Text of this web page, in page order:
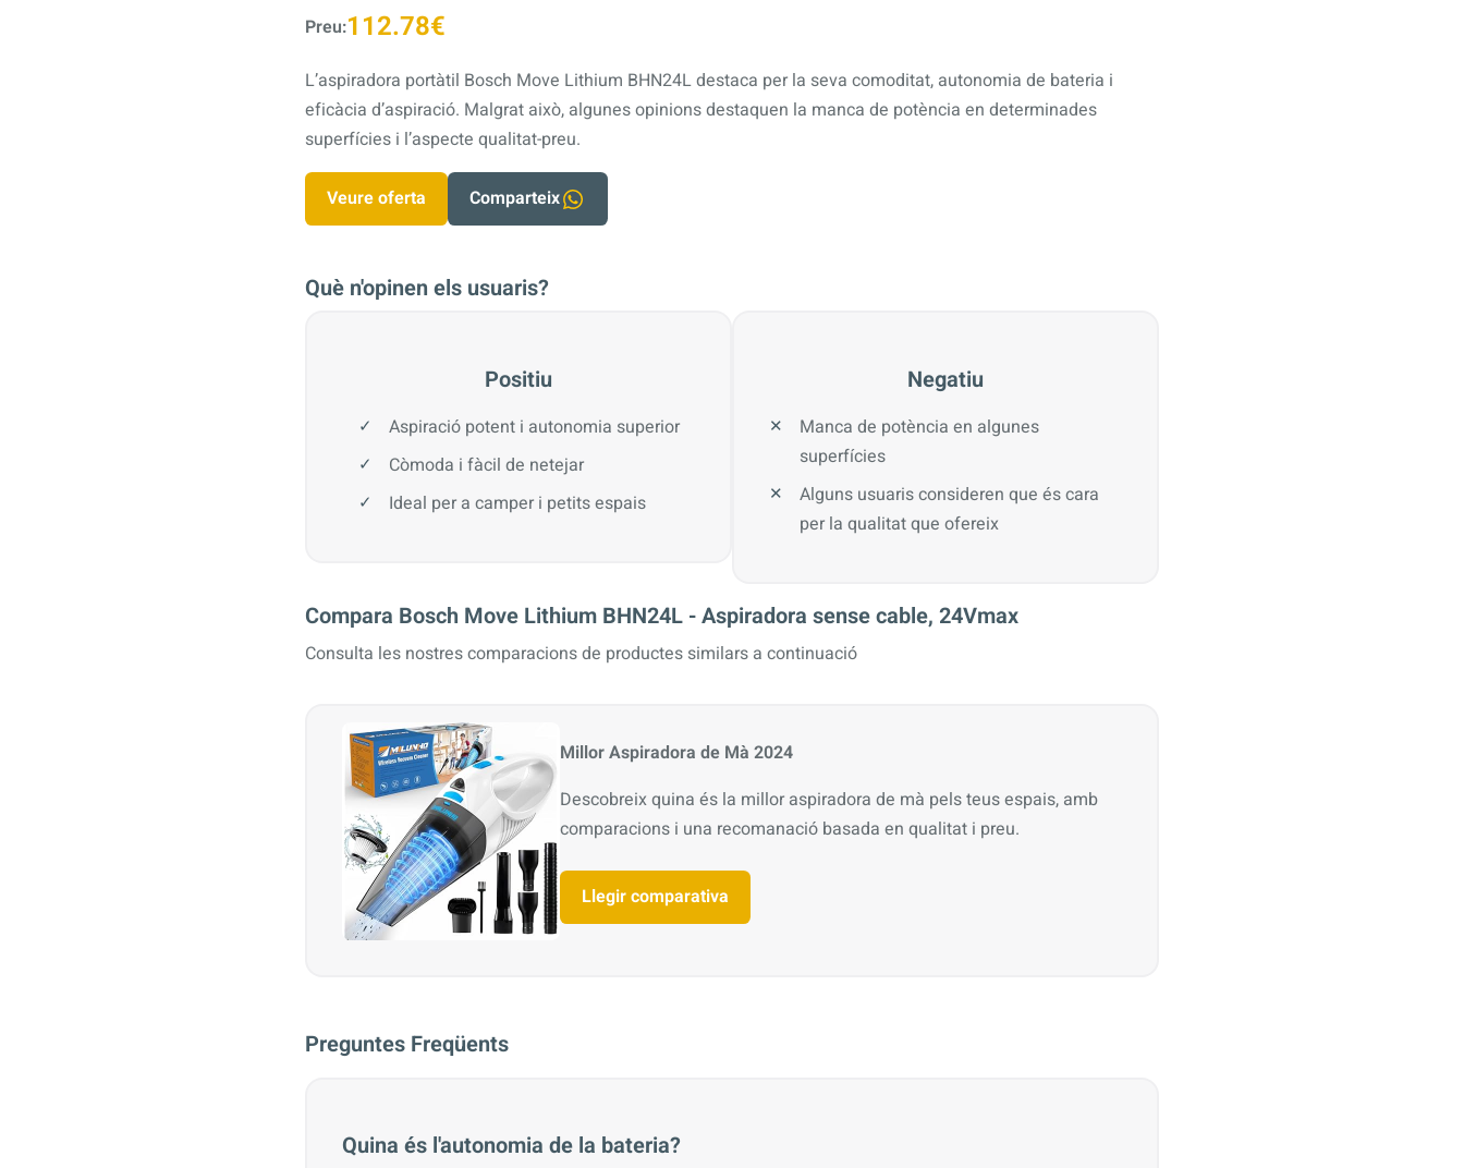
Preu:112.78€
L’aspiradora portàtil Bosch Move Lithium BHN24L destaca per la seva comoditat, autonomia de bateria i
eficàcia d’aspiració. Malgrat això, algunes opinions destaquen la manca de potència en determinades
superfícies i l’aspecte qualitat-preu.
Veure oferta Comparteix
Què n'opinen els usuaris?
Positiu
Aspiració potent i autonomia superior
Còmoda i fàcil de netejar
Ideal per a camper i petits espais
Negatiu
Manca de potència en algunes
superfícies
Alguns usuaris consideren que és cara
per la qualitat que ofereix
Compara Bosch Move Lithium BHN24L - Aspiradora sense cable, 24Vmax
Consulta les nostres comparacions de productes similars a continuació
Millor Aspiradora de Mà 2024
Descobreix quina és la millor aspiradora de mà pels teus espais, amb
comparacions i una recomanació basada en qualitat i preu.
Llegir comparativa
Preguntes Freqüents
Quina és l'autonomia de la bateria?